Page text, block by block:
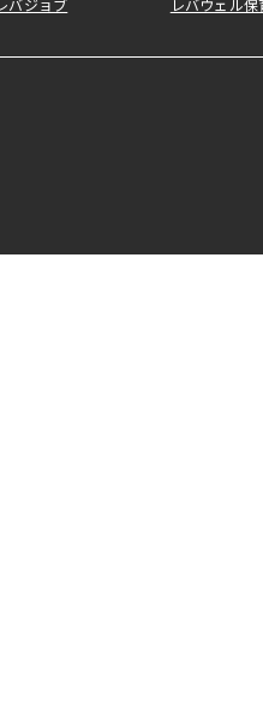
バジョブ レバウェル